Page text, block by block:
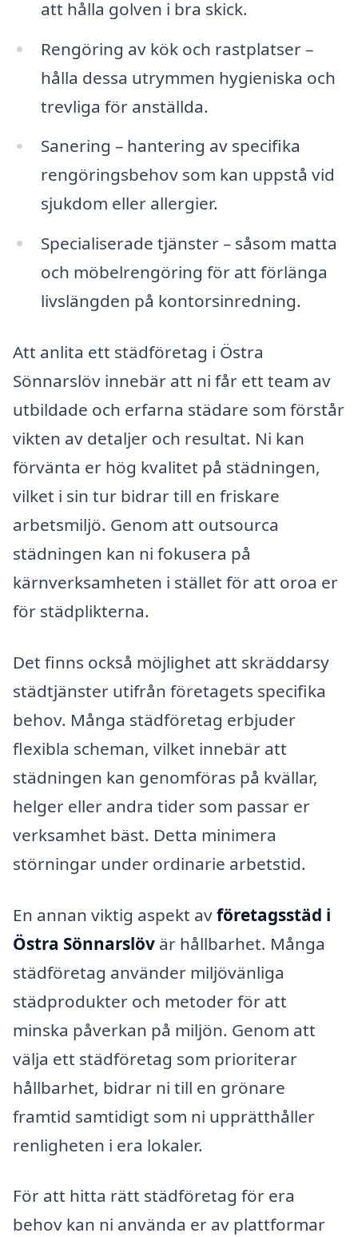
att hålla golven i bra skick.
Rengöring av kök och rastplatser –
hålla dessa utrymmen hygieniska och
trevliga för anställda.
Sanering – hantering av specifika
rengöringsbehov som kan uppstå vid
sjukdom eller allergier.
Specialiserade tjänster – såsom matta
och möbelrengöring för att förlänga
livslängden på kontorsinredning.
Att anlita ett städföretag i Östra
Sönnarslöv innebär att ni får ett team av
utbildade och erfarna städare som förstår
vikten av detaljer och resultat. Ni kan
förvänta er hög kvalitet på städningen,
vilket i sin tur bidrar till en friskare
arbetsmiljö. Genom att outsourca
städningen kan ni fokusera på
kärnverksamheten i stället för att oroa er
för städplikterna.
Det finns också möjlighet att skräddarsy
städtjänster utifrån företagets specifika
behov. Många städföretag erbjuder
flexibla scheman, vilket innebär att
städningen kan genomföras på kvällar,
helger eller andra tider som passar er
verksamhet bäst. Detta minimera
störningar under ordinarie arbetstid.
En annan viktig aspekt avföretagsstäd i
Östra Sönnarslöv är hållbarhet. Många
städföretag använder miljövänliga
städprodukter och metoder för att
minska påverkan på miljön. Genom att
välja ett städföretag som prioriterar
hållbarhet, bidrar ni till en grönare
framtid samtidigt som ni upprätthåller
renligheten i era lokaler.
För att hitta rätt städföretag för era
behov kan ni använda er av plattformar